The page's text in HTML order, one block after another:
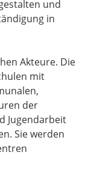
und
in
Akteure. Die
mit
der
Jugendarbeit
Sie werden